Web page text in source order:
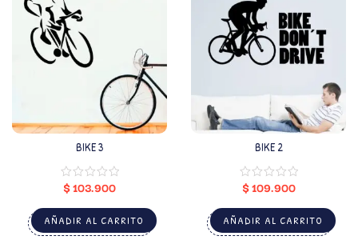
BIKE 3
$103.900
AÑADIR AL CARRITO
BIKE 2
$109.900
AÑADIR AL CARRITO